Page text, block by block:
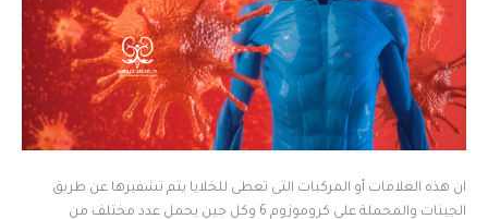
ان هذه العلامات أو المركبات التى تعطى للخلايا يتم تشفيرها عن طريق
الجينات والمحملة على كروموزوم 6 وكل جين يحمل عدد مختلف من